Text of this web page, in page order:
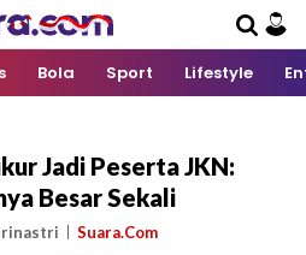
Bola Sport Lifestyle
Jadi Peserta JKN:
Besar Sekali
Suara.Com